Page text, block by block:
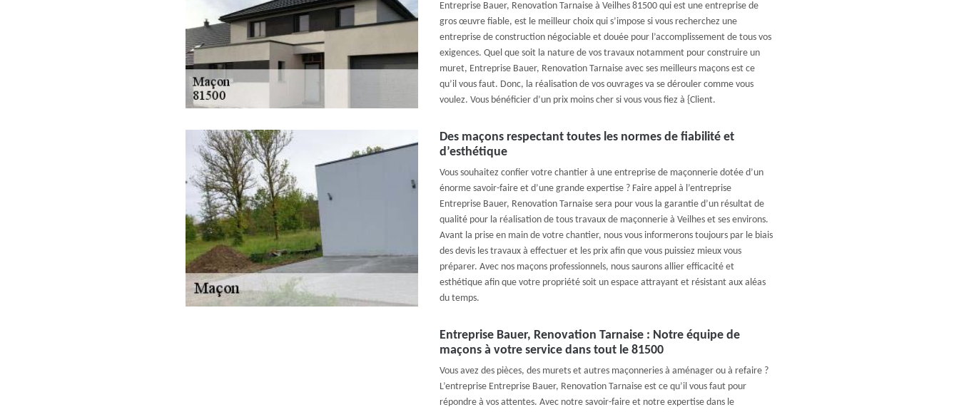
Entreprise Bauer, Renovation Tarnaise à Veilhes 81500 qui est une entreprise de
gros œuvre fiable, est le meilleur choix qui s’impose si vous recherchez une
entreprise de construction négociable et douée pour l’accomplissement de tous vos
exigences. Quel que soit la nature de vos travaux notamment pour construire un
muret, Entreprise Bauer, Renovation Tarnaise avec ses meilleurs maçons est ce
qu’il vous faut. Donc, la réalisation de vos ouvrages va se dérouler comme vous
voulez. Vous bénéficier d’un prix moins cher si vous vous fiez à {Client.
Des maçons respectant toutes les normes de fiabilité et
d’esthétique
Vous souhaitez confier votre chantier à une entreprise de maçonnerie dotée d’un
énorme savoir-faire et d’une grande expertise ? Faire appel à l’entreprise
Entreprise Bauer, Renovation Tarnaise sera pour vous la garantie d’un résultat de
qualité pour la réalisation de tous travaux de maçonnerie à Veilhes et ses environs.
Avant la prise en main de votre chantier, nous vous informerons toujours par le biais
des devis les travaux à effectuer et les prix afin que vous puissiez mieux vous
préparer. Avec nos maçons professionnels, nous saurons allier efficacité et
esthétique afin que votre propriété soit un espace attrayant et résistant aux aléas
du temps.
Entreprise Bauer, Renovation Tarnaise : Notre équipe de
maçons à votre service dans tout le 81500
Vous avez des pièces, des murets et autres maçonneries à aménager ou à refaire ?
L’entreprise Entreprise Bauer, Renovation Tarnaise est ce qu’il vous faut pour
répondre à vos attentes. Avec notre savoir-faire et notre expertise dans le